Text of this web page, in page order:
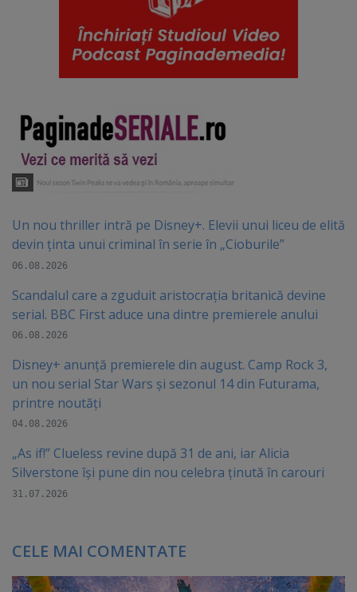
Un nou thriller intră pe Disney+. Elevii unui liceu de elită
devin ținta unui criminal în serie în „Cioburile”
06.08.2026
Scandalul care a zguduit aristocrația britanică devine
serial. BBC First aduce una dintre premierele anului
06.08.2026
Disney+ anunță premierele din august. Camp Rock 3,
un nou serial Star Wars și sezonul 14 din Futurama,
printre noutăți
04.08.2026
„As if!” Clueless revine după 31 de ani, iar Alicia
Silverstone își pune din nou celebra ținută în carouri
31.07.2026
CELE MAI COMENTATE